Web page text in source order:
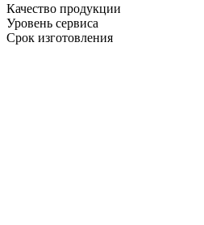
Качество продукции
Уровень сервиса
Срок изготовления